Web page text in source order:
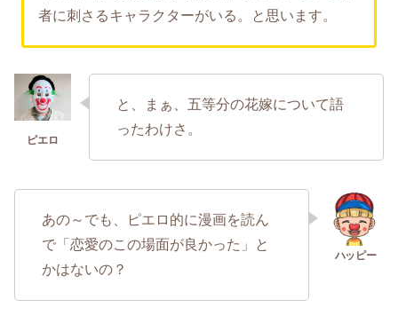
者に刺さるキャラクターがいる。と思います。
と、まぁ、五等分の花嫁について語
ったわけさ。
あの～でも、ピエロ的に漫画を読ん
で「恋愛のこの場面が良かった」と
かはないの？